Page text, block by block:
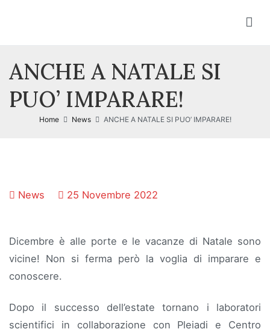
ANCHE A NATALE SI
PUO’ IMPARARE!
Home News ANCHE A NATALE SI PUO’ IMPARARE!
News 25 Novembre 2022
Dicembre è alle porte e le vacanze di Natale sono
vicine! Non si ferma però la voglia di imparare e
conoscere.
Dopo il successo dell’estate tornano i laboratori
scientifici in collaborazione con Pleiadi e Centro